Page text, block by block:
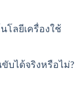
โลยีเครื่องใช้
บได้จริงหรือไม่?